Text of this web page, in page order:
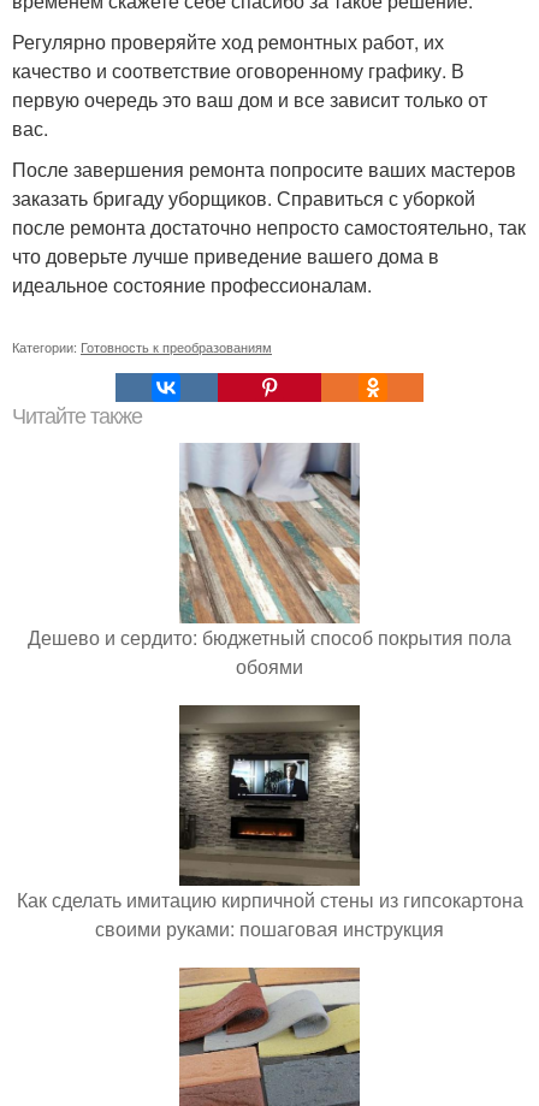
Регулярно проверяйте ход ремонтных работ, их
качество и соответствие оговоренному графику. В
первую очередь это ваш дом и все зависит только от
вас.
После завершения ремонта попросите ваших мастеров
заказать бригаду уборщиков. Справиться с уборкой
после ремонта достаточно непросто самостоятельно, так
что доверьте лучше приведение вашего дома в
идеальное состояние профессионалам.
Категории: Готовность к преобразованиям
Читайте также
Дешево и сердито: бюджетный способ покрытия пола
обоями
Как сделать имитацию кирпичной стены из гипсокартона
своими руками: пошаговая инструкция